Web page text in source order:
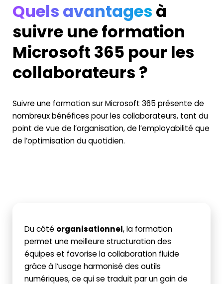
Quels avantages à
suivre uneformation
Microsoft 365 pour les
collaborateurs ?
Suivre une formation sur Microsoft 365 présente de
nombreux bénéfices pour les collaborateurs, tant du
point de vue de l’organisation, de l’employabilité que
de l’optimisation du quotidien.
Du côté organisationnel, la formation
permet une meilleure structuration des
équipes et favorise la collaboration fluide
grâce à l’usage harmonisé des outils
numériques, ce qui se traduit par un gain de